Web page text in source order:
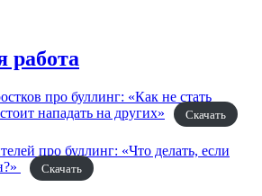
работа
про буллинг: «Как не стать
нападать на других»
Скачать
про буллинг: «Что делать, если
Скачать